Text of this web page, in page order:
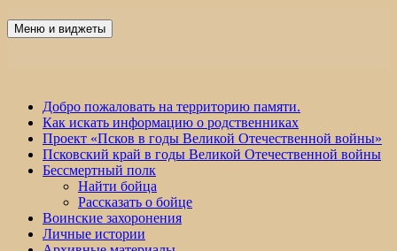
Победа 60
Меню и виджеты
Добро пожаловать на территорию памяти.
Как искать информацию о родственниках
Проект «Псков в годы Великой Отечественной войны»
Псковский край в годы Великой Отечественной войны
Бессмертный полк
Найти бойца
Рассказать о бойце
Воинские захоронения
Личные истории